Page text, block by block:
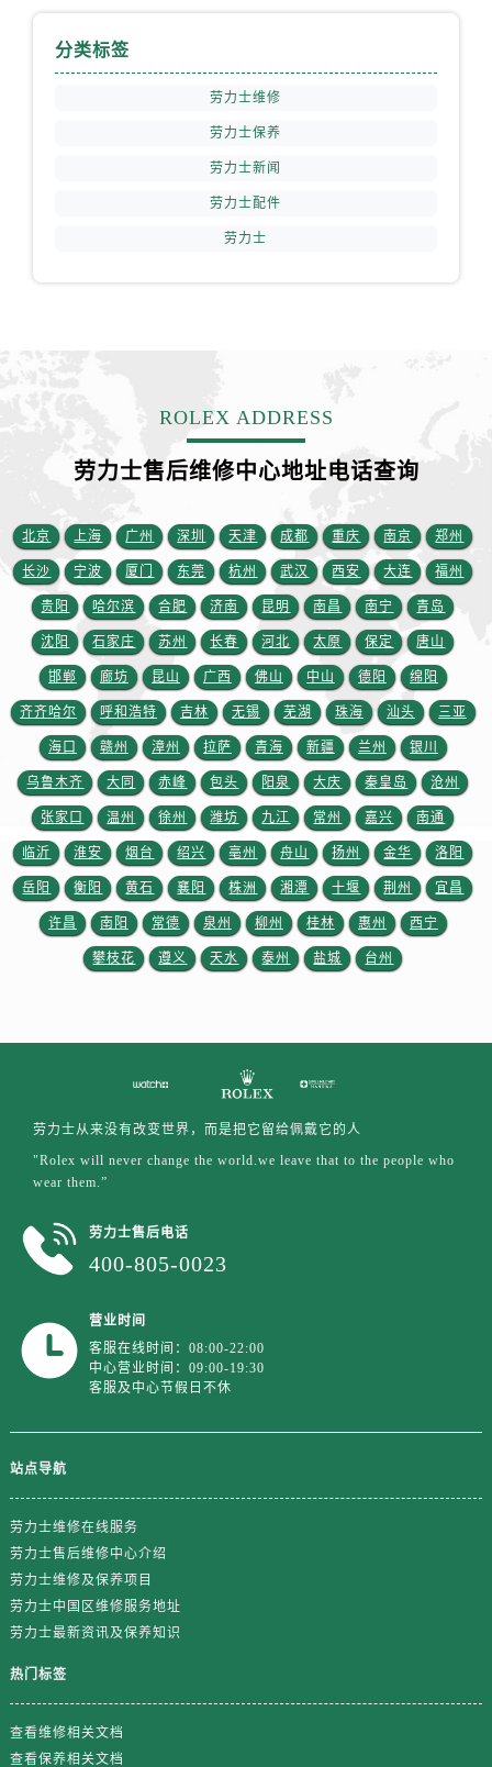
福建省三明市三元区东乾二路劳力士售后服务中心（需提前预约）
福建省漳州市龙文区步港路劳力士售后服务中心（需提前预约）
江苏省常州市新北区龙锦路1590号现代传媒中心5号楼10层1008室劳力士售后服务中心（需提前预约）
江苏省淮安市清江浦区淮海北路劳力士售后服务中心（需提前预约）
江苏省连云港市海州区通灌北路劳力士售后服务中心（需提前预约）
江苏省南京市秦淮区中山南路1号南京中心22层22-C1-C3室劳力士售后服务中心（需提前预约）
江苏省宿迁市宿城区西湖路劳力士售后服务中心（需提前预约）
江苏省泰州市海陵区永定东路399号置地商务中心东塔（华润万象城）17层1706室劳力士售后服务中心（需提前预约）
江苏省徐州市鼓楼区淮海东路29号苏宁广场IFC国际金融中心35层3508室劳力士售后服务中心（需提前预约）
江苏省盐城市盐都区世纪大道5号盐城金融城写字楼1号楼16层1604室劳力士售后服务中心（需提前预约）
江苏省扬州市邗江区国展路29号星耀天地写字楼1号楼18层1803室劳力士售后服务中心（需提前预约）
江苏省镇江市京口区中山东路劳力士售后服务中心（需提前预约）
江西省抚州市临川区赣东大道劳力士售后服务中心（需提前预约）
江西省新余市渝水区北湖西路劳力士售后服务中心（需提前预约）
山东省日照市东港区烟台路劳力士售后服务中心（需提前预约）
山东省威海市环翠区新威海路89号振华商厦一楼名表维修劳力士售后服务中心（需提前预约）
分类标签
劳力士维修
劳力士保养
劳力士新闻
劳力士配件
劳力士
ROLEX ADDRESS
劳力士售后维修中心地址电话查询
北京 上海 广州 深圳 天津 成都 重庆 南京 郑州
长沙 宁波 厦门 东莞 杭州 武汉 西安 大连 福州
贵阳 哈尔滨 合肥 济南 昆明 南昌 南宁 青岛
沈阳 石家庄 苏州 长春 河北 太原 保定 唐山
邯郸 廊坊 昆山 广西 佛山 中山 德阳 绵阳
齐齐哈尔 呼和浩特 吉林 无锡 芜湖 珠海 汕头 三亚
海口 赣州 漳州 拉萨 青海 新疆 兰州 银川
乌鲁木齐 大同 赤峰 包头 阳泉 大庆 秦皇岛 沧州
张家口 温州 徐州 潍坊 九江 常州 嘉兴 南通
临沂 淮安 烟台 绍兴 亳州 舟山 扬州 金华 洛阳
岳阳 衡阳 黄石 襄阳 株洲 湘潭 十堰 荆州 宜昌
许昌 南阳 常德 泉州 柳州 桂林 惠州 西宁
攀枝花 遵义 天水 泰州 盐城 台州
劳力士从来没有改变世界，而是把它留给佩戴它的人
"Rolex will never change the world.we leave that to the people who
wear them.”
劳力士售后电话
400-805-0023
营业时间
客服在线时间：08:00-22:00
中心营业时间：09:00-19:30
客服及中心节假日不休
站点导航
劳力士维修在线服务
劳力士售后维修中心介绍
劳力士维修及保养项目
劳力士中国区维修服务地址
劳力士最新资讯及保养知识
热门标签
查看维修相关文档
查看保养相关文档